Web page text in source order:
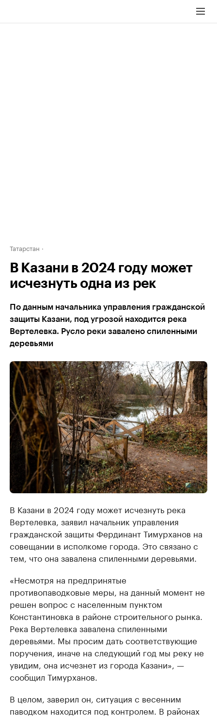
Татарстан
В Казани в 2024 году может
исчезнуть одна из рек
По данным начальника управления гражданской
защиты Казани, под угрозой находится река
Вертелевка. Русло реки завалено спиленными
деревьями
В Казани в 2024 году может исчезнуть река
Вертелевка, заявил начальник управления
гражданской защиты Фердинант Тимурханов на
совещании в исполкоме города. Это связано с
тем, что она завалена спиленными деревьями.
«Несмотря на предпринятые
противопаводковые меры, на данный момент не
решен вопрос с населенным пунктом
Константиновка в районе строительного рынка.
Река Вертелевка завалена спиленными
деревьями. Мы просим дать соответствующие
поручения, иначе на следующий год мы реку не
увидим, она исчезнет из города Казани», —
сообщил Тимурханов.
В целом, заверил он, ситуация с весенним
паводком находится под контролем. В районах